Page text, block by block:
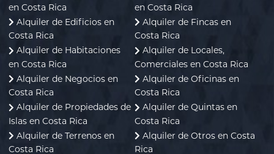
en Costa Rica
en Costa Rica
Alquiler de Edificios en
Costa Rica
Alquiler de Fincas en
Costa Rica
Alquiler de Habitaciones
en Costa Rica
Alquiler de Locales,
Comerciales en Costa Rica
Alquiler de Negocios en
Costa Rica
Alquiler de Oficinas en
Costa Rica
Alquiler de Propiedades de
Islas en Costa Rica
Alquiler de Quintas en
Costa Rica
Alquiler de Terrenos en
Costa Rica
Alquiler de Otros en Costa
Rica